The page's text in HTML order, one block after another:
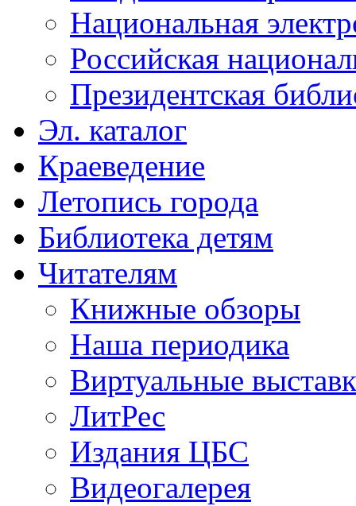
Национальная
Российская
Президентская
Эл. каталог
Краеведение
Летопись города
Библиотека детям
Читателям
Книжные обзоры
Наша периодика
Виртуальные
ЛитРес
Издания ЦБС
Видеогалерея